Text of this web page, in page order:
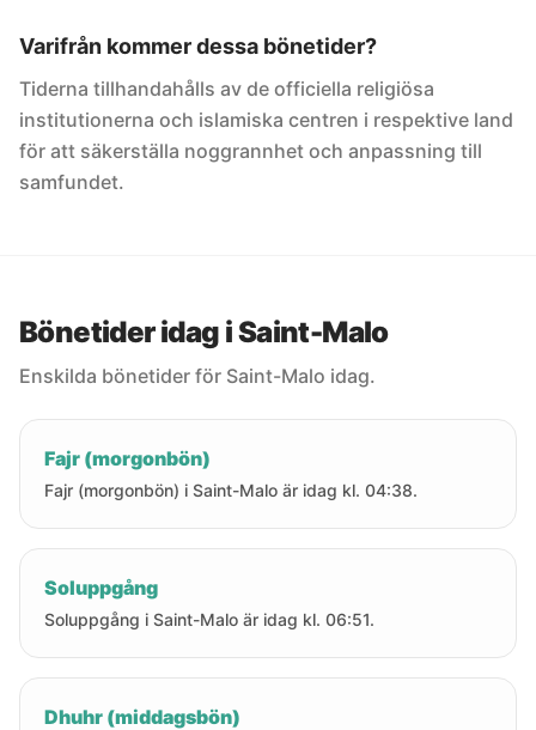
Varifrån kommer dessa bönetider?
Tiderna tillhandahålls av de officiella religiösa
institutionerna och islamiska centren i respektive land
för att säkerställa noggrannhet och anpassning till
samfundet.
Bönetider idag i Saint-Malo
Enskilda bönetider för Saint-Malo idag.
Fajr (morgonbön)
Fajr (morgonbön) i Saint-Malo är idag kl. 04:38.
Soluppgång
Soluppgång i Saint-Malo är idag kl. 06:51.
Dhuhr (middagsbön)